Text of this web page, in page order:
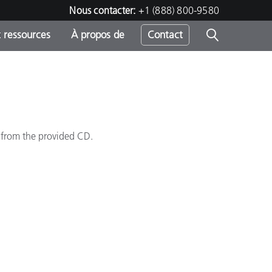
Nous contacter: +1 (888) 800-9580
À propos de Contact
the provided CD.